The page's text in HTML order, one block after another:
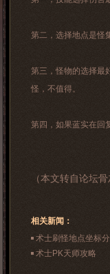
第二，选择地点是怪
第三，怪物的选择最
怪，不值得。
第四，如果蓝实在回
（本文转自论坛骨
相关新闻：
术士刷怪地点坐标
术士PK天师攻略